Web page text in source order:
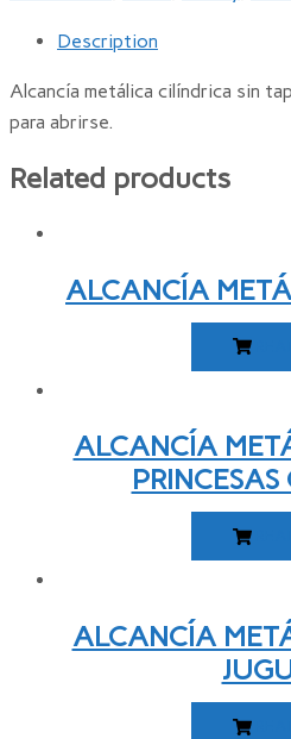
Description
Alcancía metálica cilíndrica sin
para abrirse.
Related products
ALCANCÍA
ALCANCÍA
ALCANCÍA